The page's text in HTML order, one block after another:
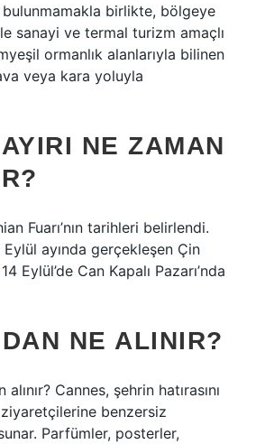
birlikte, bölgeye
sanayi ve termal turizm amaçlı
ormanlık alanlarıyla bilinen
veya kara yoluyla
NE ZAMAN
Fuarı’nın tarihleri ​​belirlendi.
ayında gerçekleşen Çin
Eylül’de Can Kapalı Pazarı’nda
NE ALINIR?
alınır? Cannes, şehrin hatırasını
benzersiz
Parfümler, posterler,